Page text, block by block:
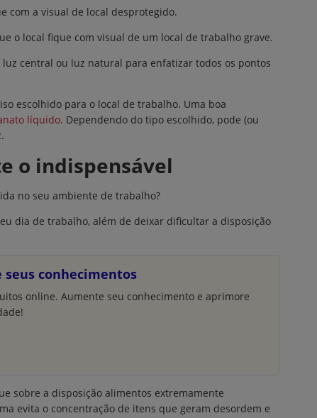
com a visual de local desprotegido.
o local fique com visual de um local de trabalho grave.
central ou luz natural para enfatizar todos os pontos
escolhido para o local de trabalho. Uma boa
líquido. Dependendo do tipo escolhido, pode (ou
o indispensável
no seu ambiente de trabalho?
dia de trabalho, além de deixar dificultar a disposição
seus conhecimentos
online. Aumente seu conhecimento e aprimore
sobre a disposição alimentos extremamente
evita o concentração de itens que geram desordem e